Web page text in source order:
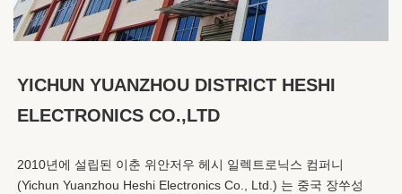
YICHUN YUANZHOU DISTRICT HESHI
ELECTRONICS CO.,LTD
2010년에 설립된 이춘 위안저우 헤시 일렉트로닉스 컴퍼니
(Yichun Yuanzhou Heshi Electronics Co., Ltd.) 는 중국 장쑤성